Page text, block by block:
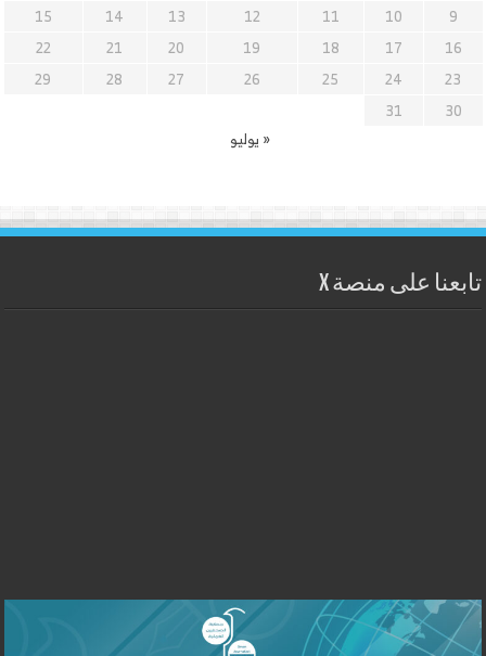
9
10
11
12
13
14
15
16
17
18
19
20
21
22
23
24
25
26
27
28
29
30
31
« يوليو
تابعنا على منصة X